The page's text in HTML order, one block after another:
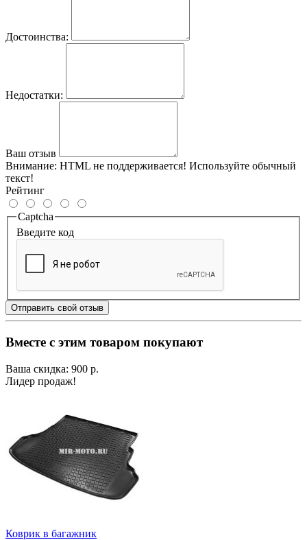
Достоинства:
Недостатки:
Ваш отзыв
Внимание: HTML не поддерживается! Используйте обычный
текст!
Рейтинг
Captcha
Введите код
Отправить свой отзыв
Вместе с этим товаром покупают
Ваша скидка: 900 р.
Лидер продаж!
Коврик в багажник